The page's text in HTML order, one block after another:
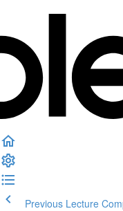
Previous Lecture